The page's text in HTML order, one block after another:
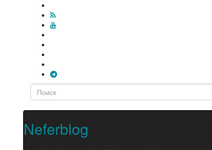
Neferblog